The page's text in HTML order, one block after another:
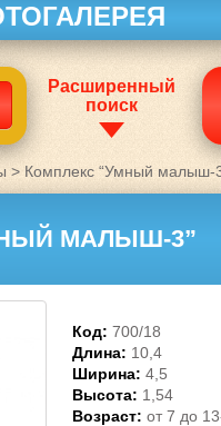
Расширенный
поиск
> Комплекс “Умный малыш-
МАЛЫШ-3”
Код: 700/18
Длина: 10,4
Ширина: 4,5
Высота: 1,54
Возраст: от 7 до